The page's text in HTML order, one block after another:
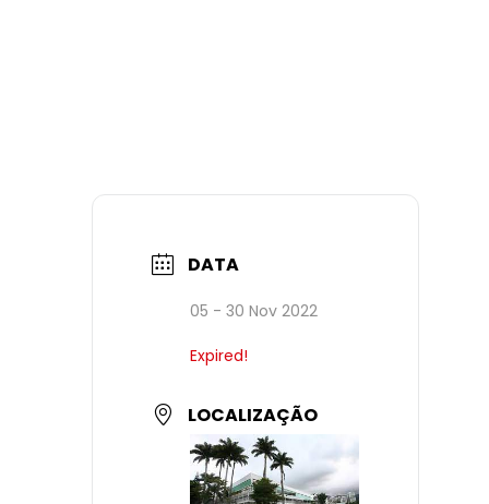
DATA
05 - 30 Nov 2022
Expired!
LOCALIZAÇÃO